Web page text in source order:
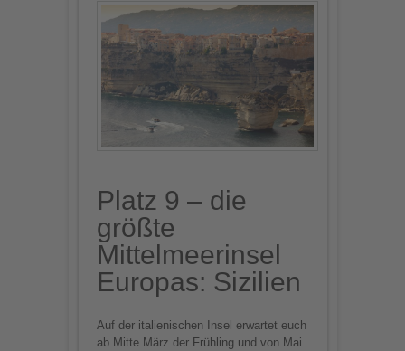
Platz 9 – die
größte
Mittelmeerinsel
Europas: Sizilien
Auf der italienischen Insel erwartet euch
ab Mitte März der Frühling und von Mai